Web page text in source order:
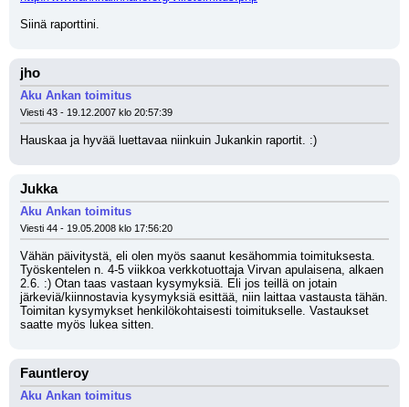
Siinä raporttini.
jho
Aku Ankan toimitus
Viesti 43 - 19.12.2007 klo 20:57:39
Hauskaa ja hyvää luettavaa niinkuin Jukankin raportit. :)
Jukka
Aku Ankan toimitus
Viesti 44 - 19.05.2008 klo 17:56:20
Vähän päivitystä, eli olen myös saanut kesähommia toimituksesta.
Työskentelen n. 4-5 viikkoa verkkotuottaja Virvan apulaisena, alkaen
2.6. :) Otan taas vastaan kysymyksiä. Eli jos teillä on jotain
järkeviä/kiinnostavia kysymyksiä esittää, niin laittaa vastausta tähän.
Toimitan kysymykset henkilökohtaisesti toimitukselle. Vastaukset
saatte myös lukea sitten.
Fauntleroy
Aku Ankan toimitus